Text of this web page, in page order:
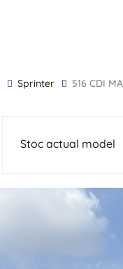
Sprinter 516 CDI
Stoc actual model